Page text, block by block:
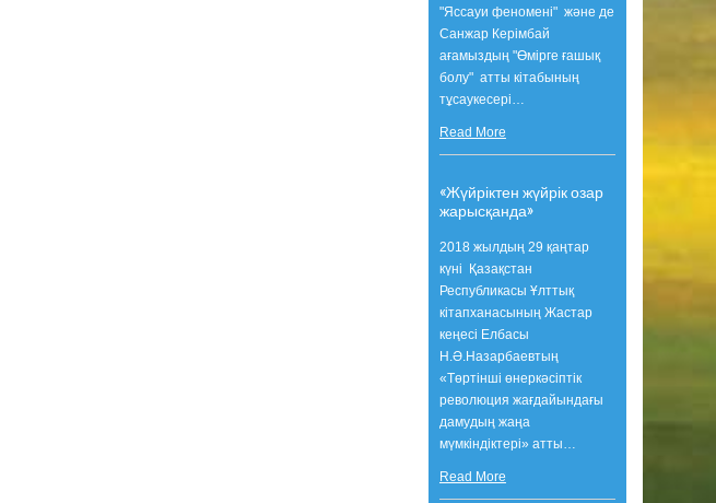
"Яссауи феномені" және де
Санжар Керімбай
ағамыздың "Өмірге ғашық
болу" атты кітабының
тұсаукесері…
Read More
«Жүйріктен жүйрік озар
жарысқанда»
2018 жылдың 29 қаңтар
күні Қазақстан
Республикасы Ұлттық
кітапханасының Жастар
кеңесі Елбасы
Н.Ә.Назарбаевтың
«Төртінші өнеркәсіптік
революция жағдайындағы
дамудың жаңа
мүмкіндіктері» атты…
Read More